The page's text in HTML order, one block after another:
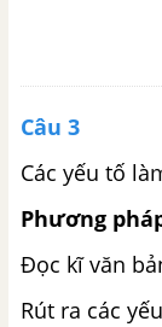
Câu 3
Các yếu tố
Phương
Đọc kĩ văn
Rút ra các